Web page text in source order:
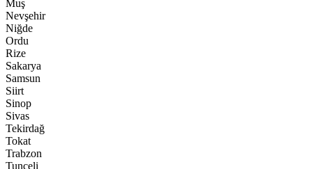
Muş
Nevşehir
Niğde
Ordu
Rize
Sakarya
Samsun
Siirt
Sinop
Sivas
Tekirdağ
Tokat
Trabzon
Tunceli